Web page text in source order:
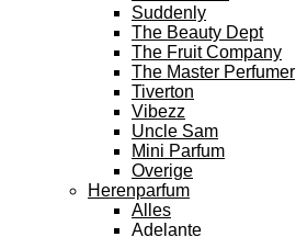
Suddenly
The Beauty Dept
The Fruit Company
The Master Perfumer
Tiverton
Vibezz
Uncle Sam
Mini Parfum
Overige
Herenparfum
Alles
Adelante